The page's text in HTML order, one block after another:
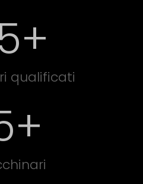
+
qualificati